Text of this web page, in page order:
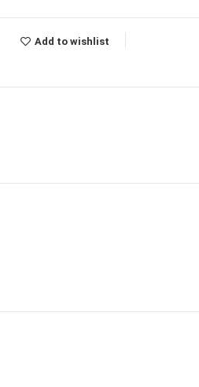
Add to wishlist